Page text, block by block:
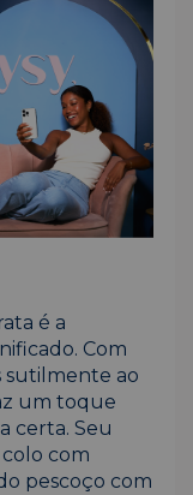
é a
Com
sutilmente ao
um toque
certa. Seu
com
pescoço com